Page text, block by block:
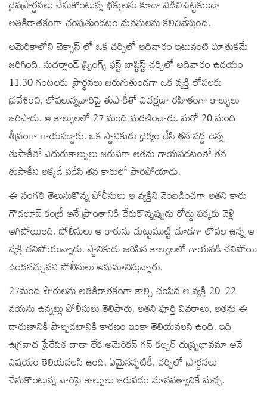
దైవప్రార్ధనలు చేసుకొంటున్న భక్తులను కూడా విడిచిపెట్టకుండా
అతికిరాతకంగా చంపుతుండటం మనసులను కలిచివేస్తుంది.
అమెరికాలోని టెక్సాస్ లో ఒక చర్చిలో ఆదివారం ఇటువంటి ఘాతుకమే
జరిగింది. సుదర్లాండ్ స్ప్రింగ్స్ ఫస్ట్ బాప్టిస్ట్ చర్చిలో ఆదివారం ఉదయం
11.30 గంటలకు ప్రార్ధనలు జరుగుతుండగా ఒక వ్యక్తి లోపలకు
ప్రవేశించి, లోపలున్నవారిపై తుపాకీతో విచక్షణా రహితంగా కాల్పులు
జరిపాడు. ఆ కాల్పులలో 27 మంది మరణించారు. మరో 20 మంది
తీవ్రంగా గాయపడ్డారు. ఒక స్థానికుడు ధైర్యం చేసి తన వద్ద ఉన్న
తుపాకీతో ఎదురుకాల్పులు జరుపగా అతను గాయపడటంతో తన
తుపాకీని అక్కడే పడేసి తన కారులో పారిపోయాడు.
ఈ సంగతి తెలుసుకొన్న పోలీసులు ఆ వ్యక్తిని వెంబడించగా అతని కారు
గౌడలూప్ కంట్రీ అనే ప్రాంతానికి చేరుకొన్నప్పుడు రోడ్డు పక్కకు వెళ్లి
ఆగిపోయింది. పోలీసులు ఆ కారును చుట్టుముట్టి చూడగా లోపల ఉన్న ఆ
వ్యక్తి చనిపోయున్నాడు. స్థానికుడు జరిపిన కాల్పులలో గాయపడి చనిపోయి
ఉండవచ్చునని పోలీసులు అనుమానిస్తున్నారు.
27మంది పౌరులను అతికిరాతకంగా కాల్చి చంపిన ఆ వ్యక్తి 20-22
వయసు ఉన్నట్లు పోలీసులు తెలిపారు. అతని పూర్తి వివరాలు, అతను ఈ
దారుణానికి పాల్పడటానికి కారణం ఇంకా తెలియవలసి ఉంది. ఇది
ఉగ్రవాద ప్రేరేపిత దాడా లేక అమెరికన్ గన్ కల్చర్ దుష్ప్రభావమా అనే
విషయం తెలియవలసి ఉంది. ఏమైనప్పటికీ, చర్చిలో ప్రార్ధనలు
చేసుకొంటున్న వారిపై కాల్పులు జరుపడం మానవత్వానికే మచ్చ.